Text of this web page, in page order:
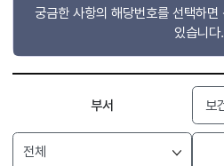
궁금한 사항의 해당번호를 선택하
있습니다.
부서